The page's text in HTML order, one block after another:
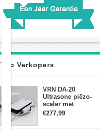
Top Verkopers
VRN DA-20
Ultrasone piëzo-
scaler met
waterfles Fit EMS
draadloos
€277,99
Klantbeoordeling(0)
Denjoy
iPack
draadloos
obturatie
Pen